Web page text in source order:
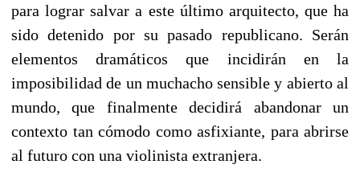
para lograr salvar a este último arquitecto, que ha
sido detenido por su pasado republicano. Serán
elementos dramáticos que incidirán en la
imposibilidad de un muchacho sensible y abierto al
mundo, que finalmente decidirá abandonar un
contexto tan cómodo como asfixiante, para abrirse
al futuro con una violinista extranjera.